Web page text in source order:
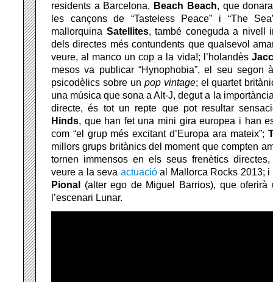
residents a Barcelona, Beach Beach, que
les cançons de “Tasteless Peace” i “The
mallorquina Satellites, també coneguda a nivell
dels directes més contundents que qualsevol
veure, al manco un cop a la vida!; l’holandès
mesos va publicar “Hynophobia”, el seu segon
psicodèlics sobre un pop vintage; el quartet
una música que sona a Alt-J, degut a la
directe, és tot un repte que pot resultar
Hinds, que han fet una mini gira europea i han
com “el grup més excitant d’Europa ara mateix”;
millors grups britànics del moment que compten
tornen immensos en els seus frenètics
veure a la seva actuació al Mallorca Rocks 2013;
Pional
(alter ego de Miguel Barrios), que
l’escenari Lunar.